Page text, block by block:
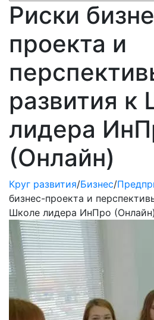
Риски
проекта и
развития к
лидера
(Онлайн)
Круг развития/Бизнес/
бизнес-проекта и
Школе лидера ИнПро (Онлайн)